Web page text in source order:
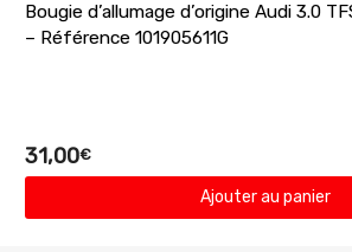
Bougie d’allumage d’origine Audi 3.0
– Référence 101905611G
31,00€
Ajouter au panier